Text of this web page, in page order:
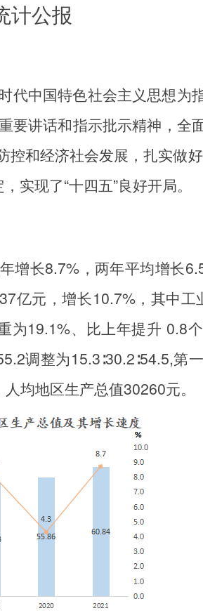
计公报
代中国特色社会主义思想为
要讲话和指示批示精神，全
控和经济社会发展，扎实做好
实现了“十四五”良好开局。
增长8.7% ，两年平均增长
亿元，增长10.7%，其中工
为19.1%、比上年提升 0.8
调整为15.3∶30.2∶54.5,第
均地区生产总值30260元。